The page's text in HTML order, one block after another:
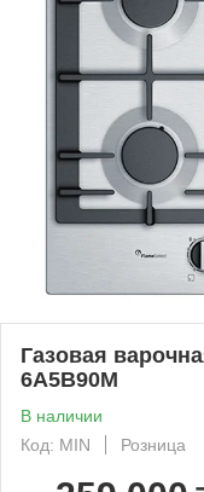
Газовая
6A5B90M
В наличии
Код: MIN
Розница